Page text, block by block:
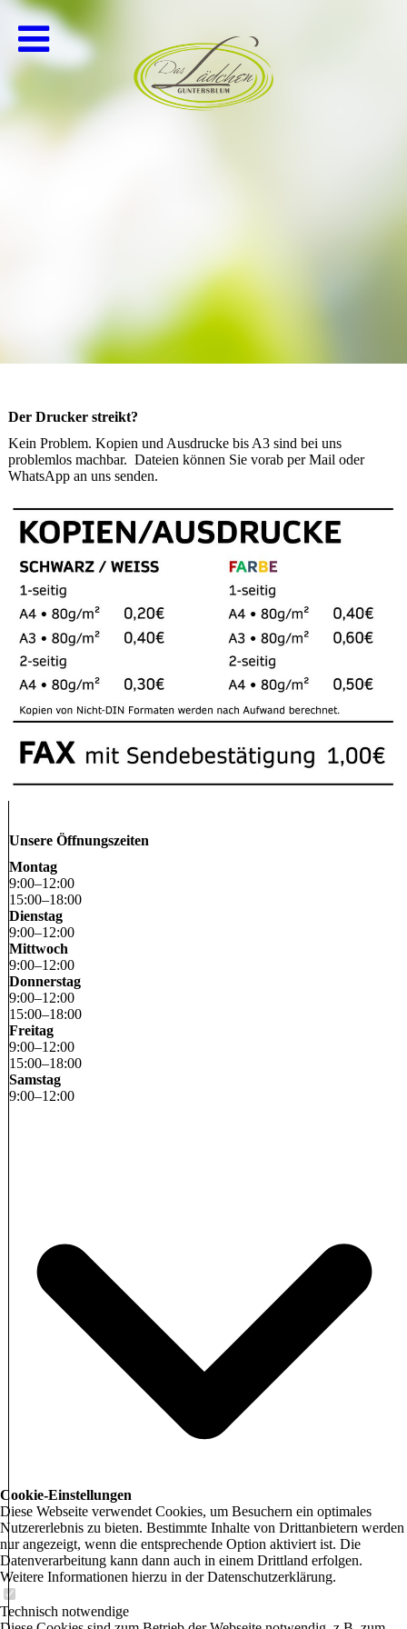
Der Drucker streikt?
Kein Problem. Kopien und Ausdrucke bis A3 sind bei uns
problemlos machbar. Dateien können Sie vorab per Mail oder
WhatsApp an uns senden.
Unsere Öffnungszeiten
Montag
9:00–12:00
15:00–18:00
Dienstag
9:00–12:00
Mittwoch
9:00–12:00
Donnerstag
9:00–12:00
15:00–18:00
Freitag
9:00–12:00
15:00–18:00
Samstag
9:00–12:00
Cookie-Einstellungen
Diese Webseite verwendet Cookies, um Besuchern ein optimales
Nutzererlebnis zu bieten. Bestimmte Inhalte von Drittanbietern werden
nur angezeigt, wenn die entsprechende Option aktiviert ist. Die
Datenverarbeitung kann dann auch in einem Drittland erfolgen.
Weitere Informationen hierzu in der Datenschutzerklärung.
Technisch notwendige